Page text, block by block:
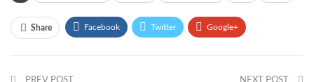
Share Facebook Twitter Google+
Email